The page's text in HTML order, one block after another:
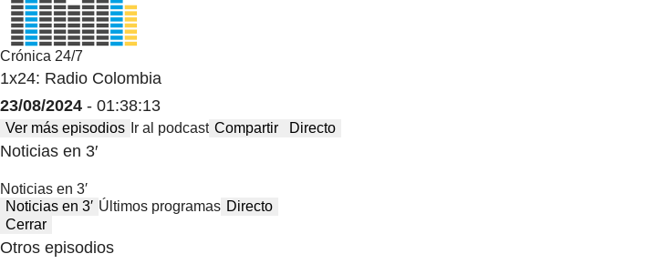
Crónica 24/7
1x24: Radio Colombia
23/08/2024 - 01:38:13
Ver más episodios Ir al podcast Compartir Directo
Noticias en 3′
Noticias en 3′
Noticias en 3′ Últimos programas Directo
Cerrar
Otros episodios